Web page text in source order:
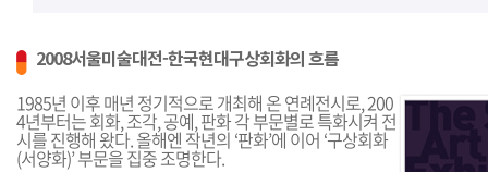
2008서울미술대전-한국현대구상회화의 흐름
1985년 이후 매년 정기적으로 개최해 온 연례전시로, 200
4년부터는 회화, 조각, 공예, 판화 각 부문별로 특화시켜 전
시를 진행해 왔다. 올해엔 작년의 ‘판화’에 이어 ‘구상회화
(서양화)’ 부문을 집중 조명한다.